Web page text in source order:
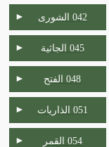
042 الشورى ►
045 الجاثية ►
048 الفتح ►
051 الذاريات ►
054 القمر ►